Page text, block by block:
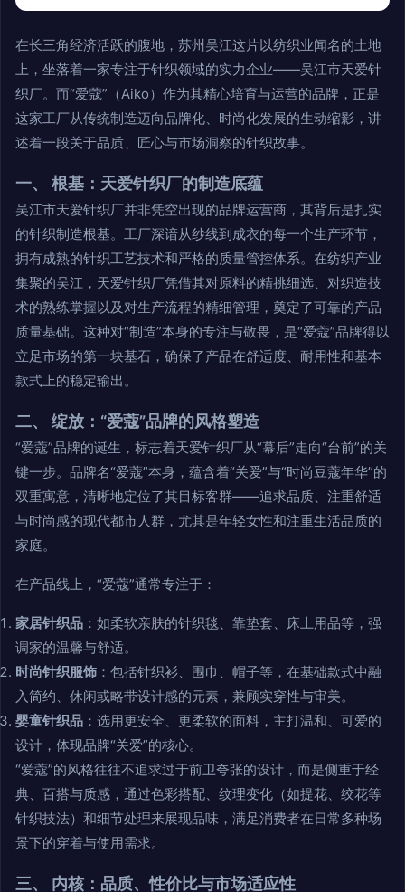
在长三角经济活跃的腹地，苏州吴江这片以纺织业闻名的土地
上，坐落着一家专注于针织领域的实力企业——吴江市天爱针
织厂。而“爱蔻”（Aiko）作为其精心培育与运营的品牌，正是
这家工厂从传统制造迈向品牌化、时尚化发展的生动缩影，讲
述着一段关于品质、匠心与市场洞察的针织故事。
一、 根基：天爱针织厂的制造底蕴
吴江市天爱针织厂并非凭空出现的品牌运营商，其背后是扎实
的针织制造根基。工厂深谙从纱线到成衣的每一个生产环节，
拥有成熟的针织工艺技术和严格的质量管控体系。在纺织产业
集聚的吴江，天爱针织厂凭借其对原料的精挑细选、对织造技
术的熟练掌握以及对生产流程的精细管理，奠定了可靠的产品
质量基础。这种对“制造”本身的专注与敬畏，是“爱蔻”品牌得以
立足市场的第一块基石，确保了产品在舒适度、耐用性和基本
款式上的稳定输出。
二、 绽放：“爱蔻”品牌的风格塑造
“爱蔻”品牌的诞生，标志着天爱针织厂从“幕后”走向“台前”的关
键一步。品牌名“爱蔻”本身，蕴含着“关爱”与“时尚豆蔻年华”的
双重寓意，清晰地定位了其目标客群——追求品质、注重舒适
与时尚感的现代都市人群，尤其是年轻女性和注重生活品质的
家庭。
在产品线上，“爱蔻”通常专注于：
家居针织品 ：如柔软亲肤的针织毯、靠垫套、床上用品等，强
调家的温馨与舒适。
时尚针织服饰 ：包括针织衫、围巾、帽子等，在基础款式中融
入简约、休闲或略带设计感的元素，兼顾实穿性与审美。
婴童针织品 ：选用更安全、更柔软的面料，主打温和、可爱的
设计，体现品牌“关爱”的核心。
“爱蔻”的风格往往不追求过于前卫夸张的设计，而是侧重于经
典、百搭与质感，通过色彩搭配、纹理变化（如提花、绞花等
针织技法）和细节处理来展现品味，满足消费者在日常多种场
景下的穿着与使用需求。
三、 内核：品质、性价比与市场适应性